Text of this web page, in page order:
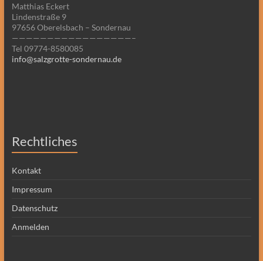
Matthias Eckert
Lindenstraße 9
97656 Oberelsbach – Sondernau
—————————————————–
Tel 09774-8580085
info@salzgrotte-sondernau.de
Rechtliches
Kontakt
Impressum
Datenschutz
Anmelden